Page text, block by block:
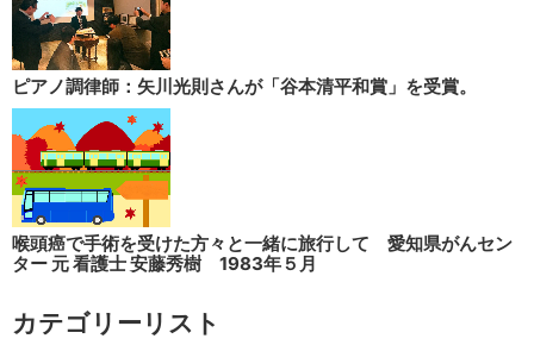
ピアノ調律師：矢川光則さんが「谷本清平和賞」を受賞。
喉頭癌で手術を受けた方々と一緒に旅行して 愛知県がんセン
ター 元 看護士 安藤秀樹 1983年５月
カテゴリーリスト